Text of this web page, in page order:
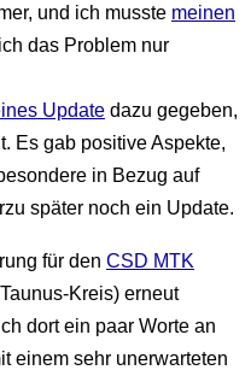
und ich musste meinen
das Problem nur
Update dazu gegeben,
Es gab positive Aspekte,
in Bezug auf
später noch ein Update.
für den CSD MTK
Kreis) erneut
dort ein paar Worte an
einem sehr unerwarteten